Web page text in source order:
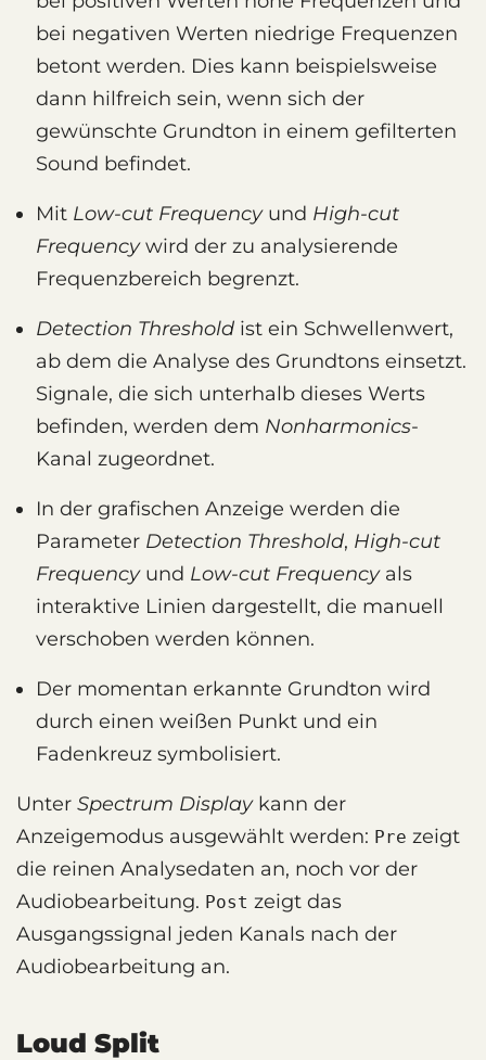
bei negativen Werten niedrige Frequenzen
betont werden. Dies kann beispielsweise
dann hilfreich sein, wenn sich der
gewünschte Grundton in einem gefilterten
Sound befindet.
Mit Low-cut Frequencyund High-cut
Frequencywird der zu analysierende
Frequenzbereich begrenzt.
Detection Threshold ist ein Schwellenwert,
ab dem die Analyse des Grundtons einsetzt.
Signale, die sich unterhalb dieses Werts
befinden, werden dem Nonharmonics-
Kanal zugeordnet.
In der grafischen Anzeige werden die
Parameter Detection Threshold, High-cut
Frequencyund Low-cut Frequencyals
interaktive Linien dargestellt, die manuell
verschoben werden können.
Der momentan erkannte Grundton wird
durch einen weißen Punkt und ein
Fadenkreuz symbolisiert.
Unter Spectrum Displaykann der
Anzeigemodus ausgewählt werden: Pre zeigt
die reinen Analysedaten an, noch vor der
Audiobearbeitung. Post zeigt das
Ausgangssignal jeden Kanals nach der
Audiobearbeitung an.
Loud Split